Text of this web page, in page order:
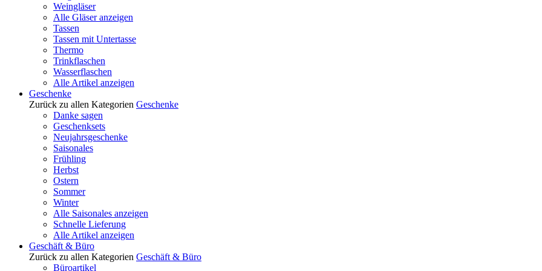
Weingläser
Alle Gläser anzeigen
Tassen
Tassen mit Untertasse
Thermo
Trinkflaschen
Wasserflaschen
Alle Artikel anzeigen
Geschenke
Zurück zu allen Kategorien Geschenke
Danke sagen
Geschenksets
Neujahrsgeschenke
Saisonales
Frühling
Herbst
Ostern
Sommer
Winter
Alle Saisonales anzeigen
Schnelle Lieferung
Alle Artikel anzeigen
Geschäft & Büro
Zurück zu allen Kategorien Geschäft & Büro
Büroartikel